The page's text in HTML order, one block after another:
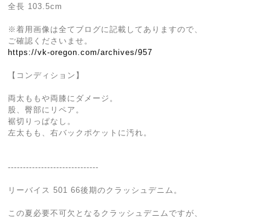
全長 103.5cm
※着用画像は全てブログに記載してありますので、
ご確認くださいませ。
https://vk-oregon.com/archives/957
【コンディション】
両太ももや両膝にダメージ。
股、臀部にリペア。
裾切りっぱなし。
左太もも、右バックポケットに汚れ。
------------------------------
リーバイス 501 66後期のクラッシュデニム。
この夏必要不可欠となるクラッシュデニムですが、